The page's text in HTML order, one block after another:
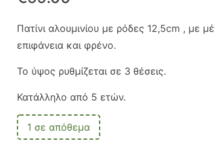
Πατίνι αλουμινίου με ρόδες 12,5cm , με
επιφάνεια και φρένο.
Το ύψος ρυθμίζεται σε 3 θέσεις.
Κατάλληλο από 5 ετών.
1 σε απόθεμα